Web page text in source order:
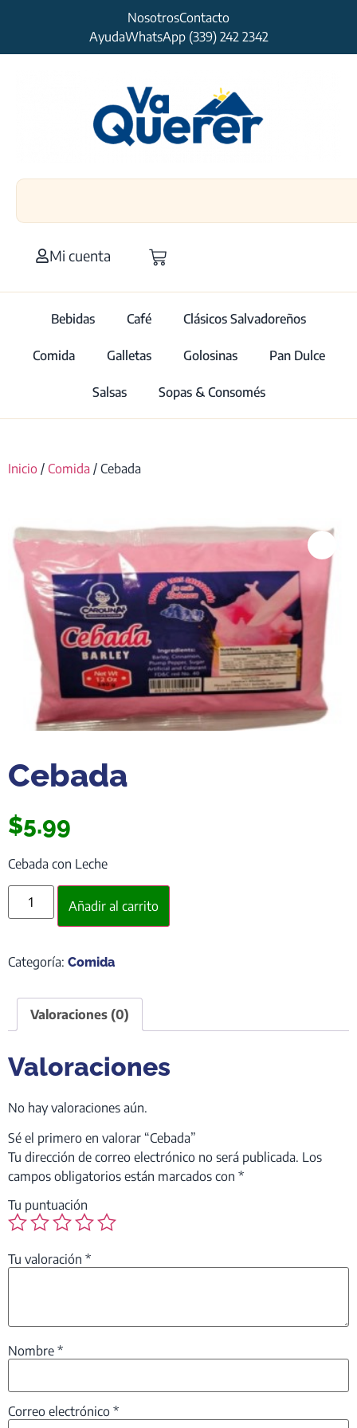
NosotrosContacto
AyudaWhatsApp (339) 242 2342
Mi cuenta
Bebidas Café Clásicos Salvadoreños
Comida Galletas Golosinas Pan Dulce
Salsas Sopas & Consomés
Inicio / Comida / Cebada
Cebada
$5.99
Cebada con Leche
Añadir al carrito
Categoría: Comida
Valoraciones (0)
Valoraciones
No hay valoraciones aún.
Sé el primero en valorar “Cebada”
Tu dirección de correo electrónico no será publicada. Los
campos obligatorios están marcados con *
Tu puntuación
Tu valoración *
Nombre *
Correo electrónico *